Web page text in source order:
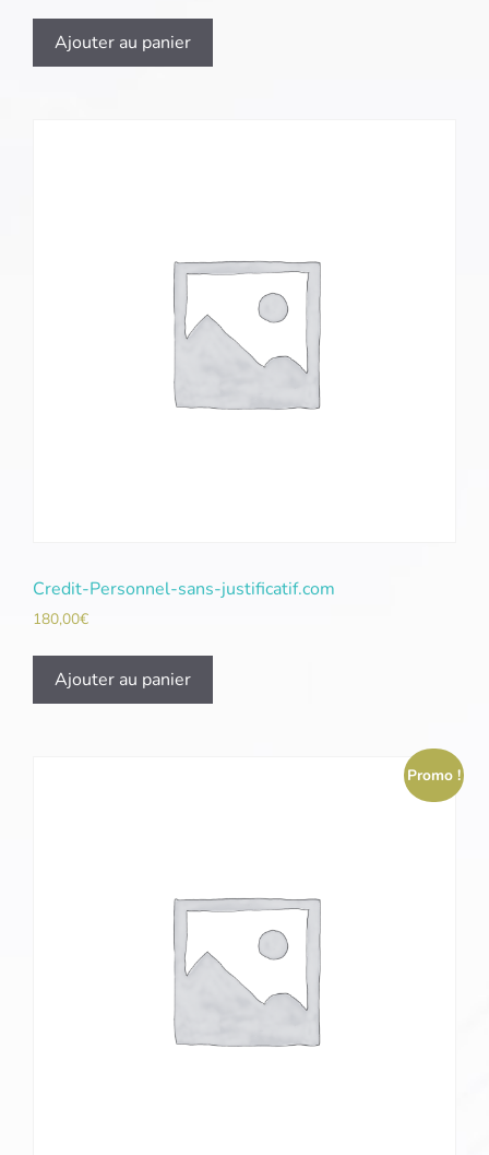
Ajouter au panier
Credit-Personnel-sans-justificatif.com
180,00€
Ajouter au panier
Promo !